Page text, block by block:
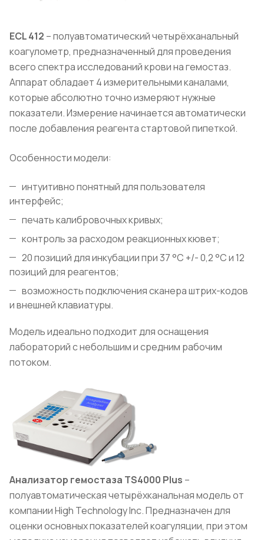
ECL412 – полуавтоматический четырёхканальный
коагулометр, предназначенный для проведения
всего спектра исследований крови на гемостаз.
Аппарат обладает 4 измерительными каналами,
которые абсолютно точно измеряют нужные
показатели. Измерение начинается автоматически
после добавления реагента стартовой пипеткой.
Особенности модели:
интуитивно понятный для пользователя
интерфейс;
печать калибровочных кривых;
контроль за расходом реакционных кювет;
20 позиций для инкубации при 37 °C +/- 0,2 °C и 12
позиций для реагентов;
возможность подключения сканера штрих-кодов
и внешней клавиатуры.
Модель идеально подходит для оснащения
лабораторий с небольшим и средним рабочим
потоком.
Анализатор гемостаза TS4000 Plus –
полуавтоматическая четырёхканальная модель от
компании High Technology Inc. Предназначен для
оценки основных показателей коагуляции, при этом